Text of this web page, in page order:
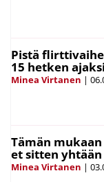
Pistä
15 hetken ajaksi
Minea Virtanen |
Tämän
et sitten yhtään
Minea Virtanen |